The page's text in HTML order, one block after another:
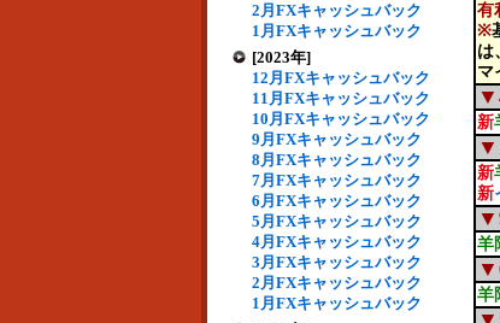
2月FXキャッシュバック
1月FXキャッシュバック
[2023年]
12月FXキャッシュバック
11月FXキャッシュバック
10月FXキャッシュバック
9月FXキャッシュバック
8月FXキャッシュバック
7月FXキャッシュバック
6月FXキャッシュバック
5月FXキャッシュバック
4月FXキャッシュバック
3月FXキャッシュバック
2月FXキャッシュバック
1月FXキャッシュバック
有
※
は
マ
新
新
新
羊
羊